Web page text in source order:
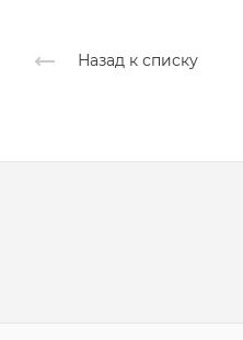
Назад к списку